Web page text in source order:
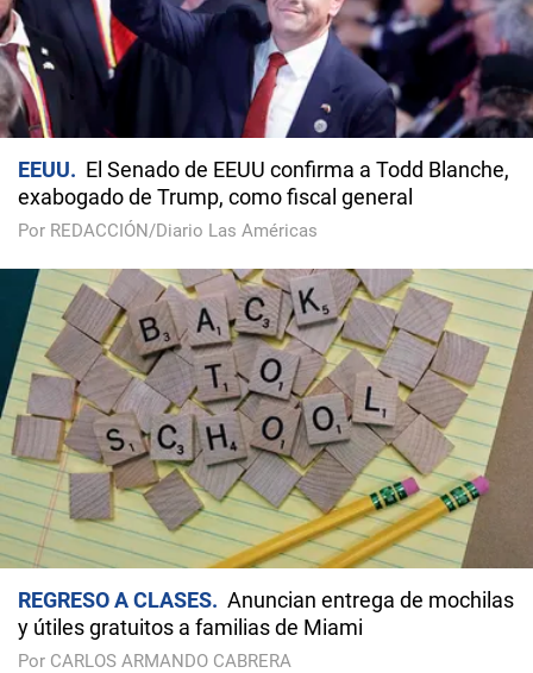
EEUU
El Senado de EEUU confirma a Todd Blanche,
exabogado de Trump, como fiscal general
Por REDACCIÓN/Diario Las Américas
REGRESO A CLASES
Anuncian entrega de mochilas
y útiles gratuitos a familias de Miami
Por CARLOS ARMANDO CABRERA